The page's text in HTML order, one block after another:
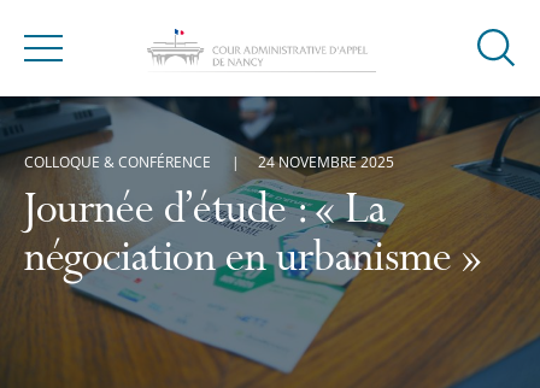
Menu
Ouvrir
de
Journée d’étude : « La
négociation en urbanisme »
COLLOQUE & CONFÉRENCE 24 NOVEMBRE 2025